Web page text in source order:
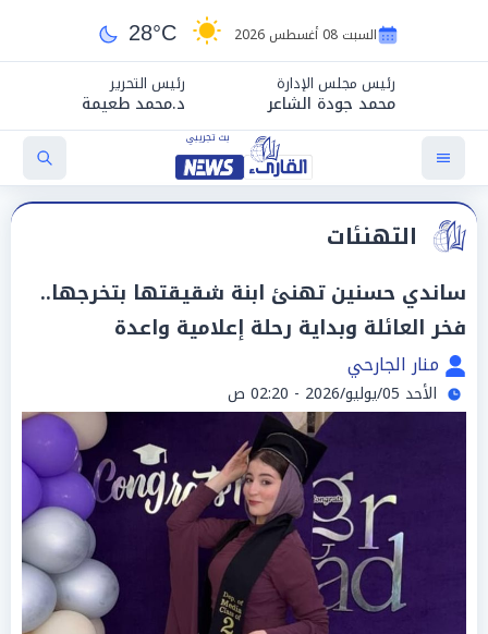
السبت 08 أغسطس 2026 28°C
رئيس مجلس الإدارة
محمد جودة الشاعر
رئيس التحرير
د.محمد طعيمة
التهنئات
ساندي حسنين تهنئ ابنة شقيقتها بتخرجها..
فخر العائلة وبداية رحلة إعلامية واعدة
منار الجارحي
الأحد 05/يوليو/2026 - 02:20 ص